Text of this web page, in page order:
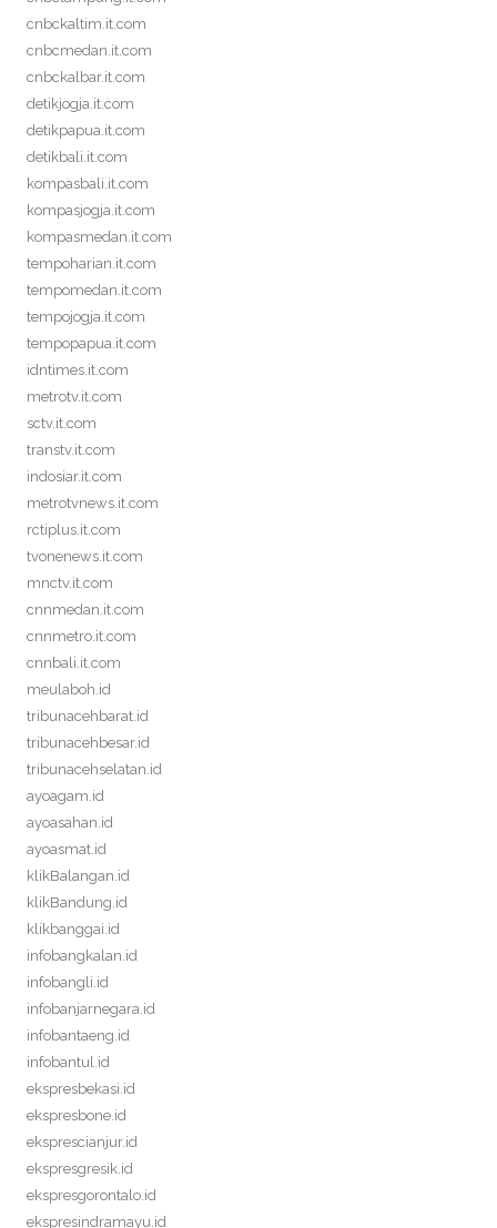
cnbckaltim.it.com
cnbcmedan.it.com
cnbckalbar.it.com
detikjogja.it.com
detikpapua.it.com
detikbali.it.com
kompasbali.it.com
kompasjogja.it.com
kompasmedan.it.com
tempoharian.it.com
tempomedan.it.com
tempojogja.it.com
tempopapua.it.com
idntimes.it.com
metrotv.it.com
sctv.it.com
transtv.it.com
indosiar.it.com
metrotvnews.it.com
rctiplus.it.com
tvonenews.it.com
mnctv.it.com
cnnmedan.it.com
cnnmetro.it.com
cnnbali.it.com
meulaboh.id
tribunacehbarat.id
tribunacehbesar.id
tribunacehselatan.id
ayoagam.id
ayoasahan.id
ayoasmat.id
klikBalangan.id
klikBandung.id
klikbanggai.id
infobangkalan.id
infobangli.id
infobanjarnegara.id
infobantaeng.id
infobantul.id
ekspresbekasi.id
ekspresbone.id
eksprescianjur.id
ekspresgresik.id
ekspresgorontalo.id
ekspresindramayu.id